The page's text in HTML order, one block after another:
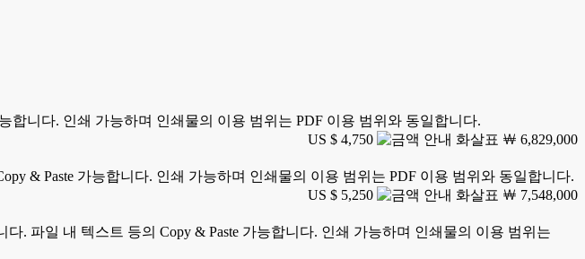
합니다. 인쇄 가능하며 인쇄물의 이용 범위는 PDF 이용 범위와 동일합니다.
US $ 4,750
￦ 6,829,000
& Paste 가능합니다. 인쇄 가능하며 인쇄물의 이용 범위는 PDF 이용 범위와 동일합니다.
US $ 5,250
￦ 7,548,000
. 파일 내 텍스트 등의 Copy & Paste 가능합니다. 인쇄 가능하며 인쇄물의 이용 범위는